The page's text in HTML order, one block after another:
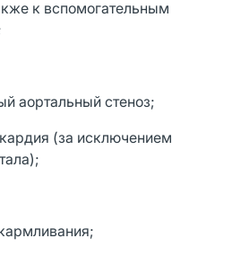
к вспомогательным
аортальный стеноз;
(за исключением